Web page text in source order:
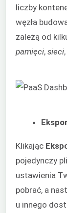
liczby
węzła
zależą od
pamięci, sieci,
Klikając
pojedynczy
ustawienia
pobrać, a
u innego